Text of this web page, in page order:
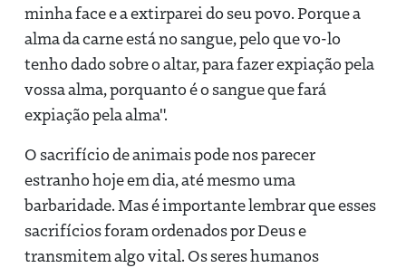
minha face e a extirparei do seu povo. Porque a
alma da carne está no sangue, pelo que vo-lo
tenho dado sobre o altar, para fazer expiação pela
vossa alma, porquanto é o sangue que fará
expiação pela alma".
O sacrifício de animais pode nos parecer
estranho hoje em dia, até mesmo uma
barbaridade. Mas é importante lembrar que esses
sacrifícios foram ordenados por Deus e
transmitem algo vital. Os seres humanos